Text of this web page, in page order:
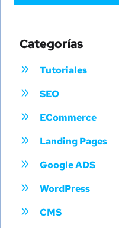
Categorías
9 Tutoriales
9 SEO
9 ECommerce
9 Landing Pages
9 Google ADS
9 WordPress
9 CMS